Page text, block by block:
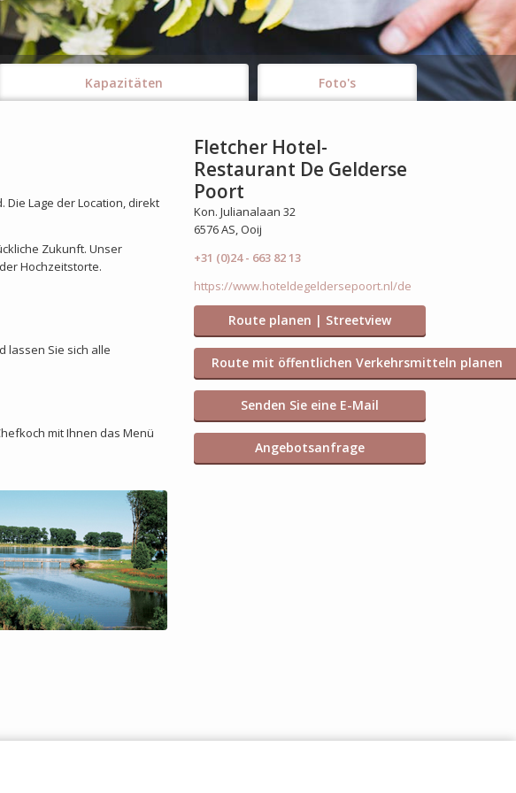
Kapazitäten Foto's
Lage der Location, direkt
Zukunft. Unser
Hochzeitstorte.
lassen Sie sich alle
mit Ihnen das Menü
Fletcher Hotel-
Restaurant De Gelderse
Poort
Kon. Julianalaan 32
6576 AS, Ooij
+31 (0)24 - 663 82 13
https://www.hoteldegeldersepoort.nl/de
Route planen | Streetview
Route mit öffentlichen Verkehrsmitteln planen
Senden Sie eine E-Mail
Angebotsanfrage